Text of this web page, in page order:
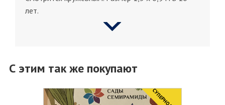
лет.
С этим так же покупают